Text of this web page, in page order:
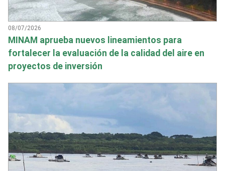
08/07/2026
MINAM aprueba nuevos lineamientos para
fortalecer la evaluación de la calidad del aire en
proyectos de inversión